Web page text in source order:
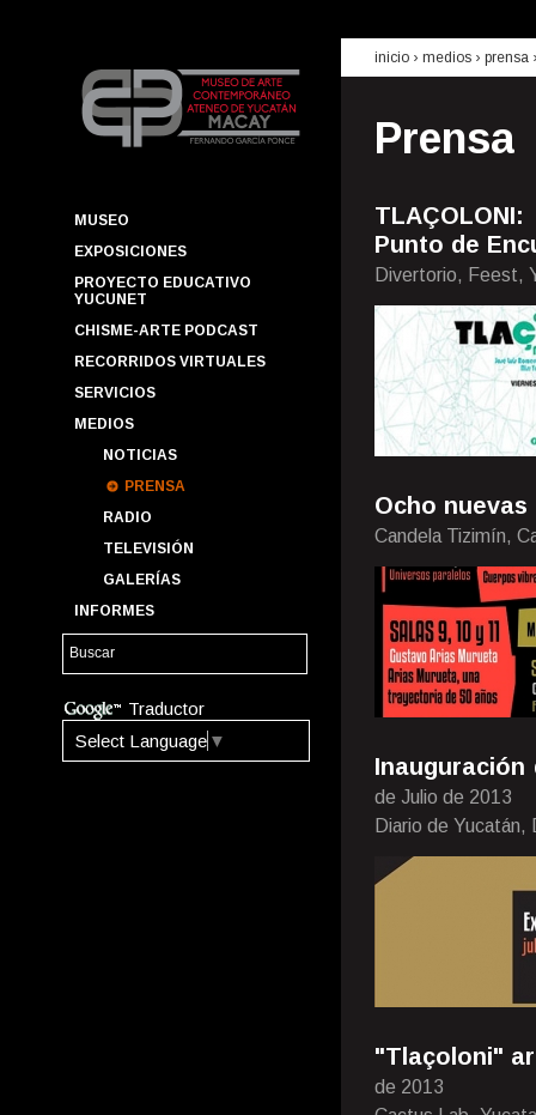
MUSEO
EXPOSICIONES
PROYECTO EDUCATIVO
YUCUNET
CHISME-ARTE PODCAST
RECORRIDOS VIRTUALES
SERVICIOS
MEDIOS
NOTICIAS
PRENSA
RADIO
TELEVISIÓN
GALERÍAS
INFORMES
Traductor
Select Language ▼
inicio › medios › prensa
Prensa
Punto de
Divertorio, Feest,
Ocho
Candela Tizimín,
Inauguración
de Julio de 2013
Diario de
"Tlaçoloni"
de 2013